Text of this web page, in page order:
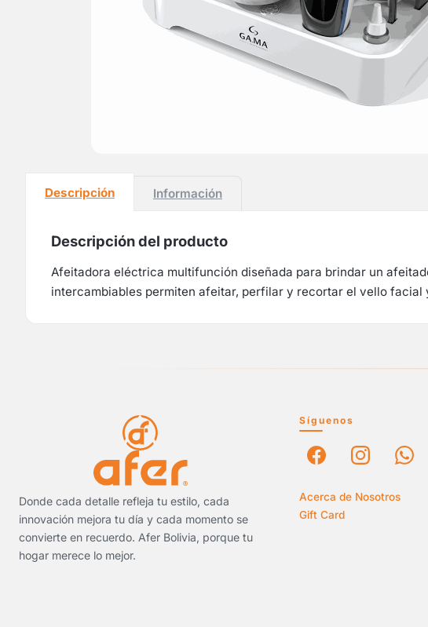
Descripción Información
Descripción del producto
Afeitadora eléctrica multifunción diseñada para brindar un
intercambiables permiten afeitar, perfilar y recortar el vello facial
Donde cada detalle refleja tu estilo, cada
innovación mejora tu día y cada momento se
convierte en recuerdo. Afer Bolivia, porque tu
hogar merece lo mejor.
Síguenos
Acerca de Nosotros
Gift Card